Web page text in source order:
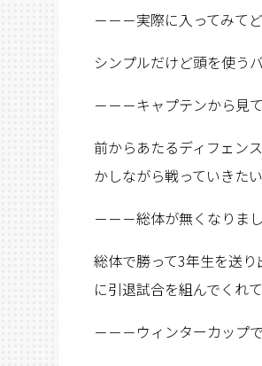
－－－実際に入ってみて
シンプルだけど頭を使う
－－－キャプテンから見
前からあたるディフェン
かしながら戦っていきた
－－－総体が無くなりま
総体で勝って3年生を送
に引退試合を組んでくれ
－－－ウィンターカップ